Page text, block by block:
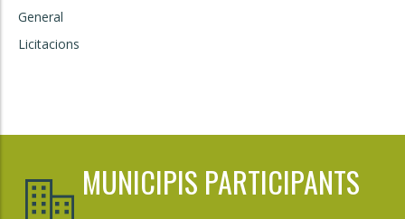
General
Licitacions
MUNICIPIS PARTICIPANTS